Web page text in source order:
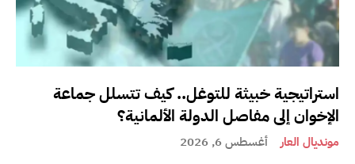
استراتيجية خبيثة للتوغل.. كيف تتسلل جماعة
الإخوان إلى مفاصل الدولة الألمانية؟
مونديال العار أغسطس 6, 2026